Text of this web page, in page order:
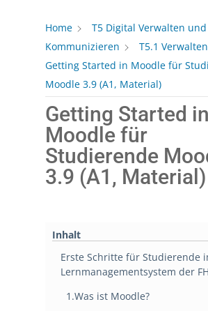
Home
T5 Digital Verwalten und
Kommunizieren
T5.1 Verwalten
Getting Started in Moodle für
Moodle 3.9 (A1, Material)
Getting Started in
Moodle für
Studierende
3.9 (A1, Material)
Inhalt
Erste Schritte für Studierende
Lernmanagementsystem der
1.Was ist Moodle?